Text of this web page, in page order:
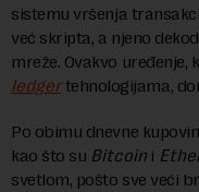
sistemu vršenja
već skripta, a njeno
mreže. Ovakvo uređenje,
ledgertehnologijama,
Po obimu dnevne
kao što su Bitcoini
svetlom, pošto sve veći